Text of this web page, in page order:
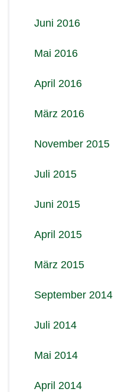
Juni 2016
Mai 2016
April 2016
März 2016
November 2015
Juli 2015
Juni 2015
April 2015
März 2015
September 2014
Juli 2014
Mai 2014
April 2014